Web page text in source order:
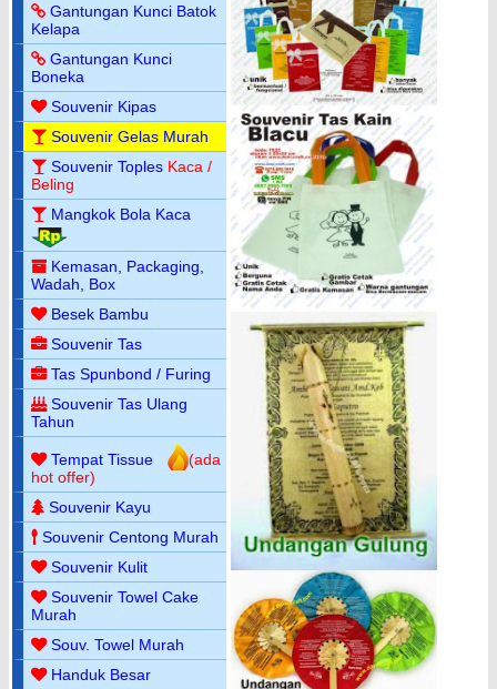
Gantungan Kunci Batok
Kelapa
Gantungan Kunci
Boneka
Souvenir Kipas
Souvenir Gelas Murah
Souvenir Toples Kaca /
Beling
Mangkok Bola Kaca
Kemasan, Packaging,
Wadah, Box
Besek Bambu
Souvenir Tas
Tas Spunbond / Furing
Souvenir Tas Ulang
Tahun
Tempat Tissue
(ada
hot offer)
Souvenir Kayu
Souvenir Centong Murah
Souvenir Kulit
Souvenir Towel Cake
Murah
Souv. Towel Murah
Handuk Besar